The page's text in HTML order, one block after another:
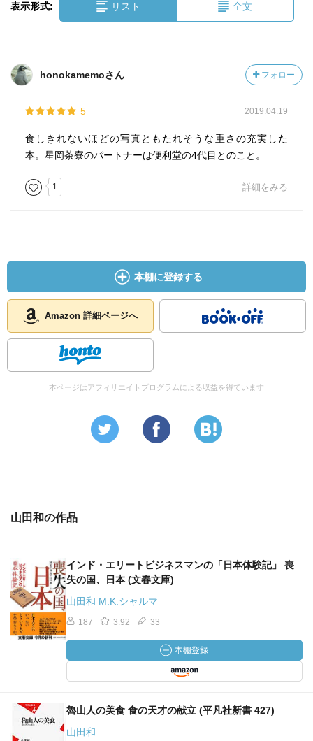
表示形式: リスト 全文
honokamemoさん フォロー
5 2019.04.19
食しきれないほどの写真ともたれそうな重さの充実した
本。星岡茶寮のパートナーは便利堂の4代目とのこと。
1 詳細をみる
本棚に登録する
Amazon 詳細ページへ
本ページはアフィリエイトプログラムによる収益を得ています
山田和の作品
インド・エリートビジネスマンの「日本体験記」 喪
失の国、日本 (文春文庫)
山田和 M.K.シャルマ
187 3.92 33
魯山人の美食 食の天才の献立 (平凡社新書 427)
山田和